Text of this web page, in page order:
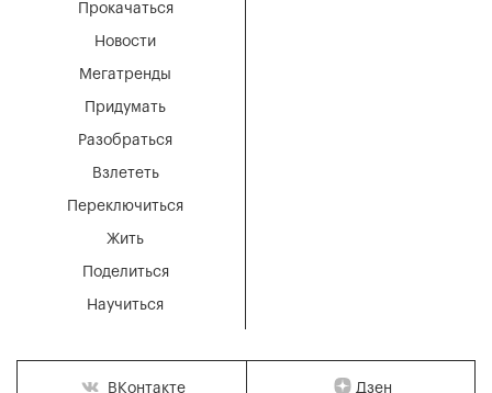
Мегатренды
Придумать
Разобраться
Взлететь
Новости
Переключиться
Жить
Поделиться
Научиться
Прокачаться
ВКонтакте Дзен